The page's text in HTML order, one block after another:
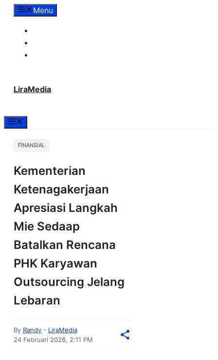
LangsungMenu
LiraMedia
FINANSIAL
Kementerian
Ketenagakerjaan
Apresiasi Langkah
Mie Sedaap
Batalkan Rencana
PHK Karyawan
Outsourcing Jelang
Lebaran
By Randy - LiraMedia
24 Februari 2026, 2:11 PM